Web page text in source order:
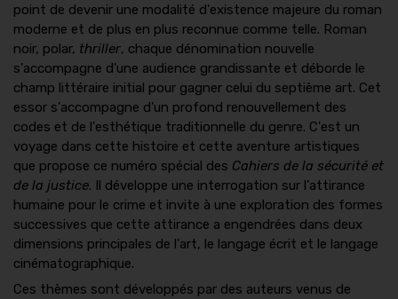
point de devenir une modalité d'existence majeure du roman
moderne et de plus en plus reconnue comme telle. Roman
noir, polar, thriller, chaque dénomination nouvelle
s'accompagne d'une audience grandissante et déborde le
champ littéraire initial pour gagner celui du septième art. Cet
essor s'accompagne d'un profond renouvellement des
codes et de l'esthétique traditionnelle du genre. C'est un
voyage dans cette histoire et cette aventure artistiques
que propose ce numéro spécial des Cahiers de la sécurité et
de la justice. Il développe une interrogation sur l'attirance
humaine pour le crime et invite à une exploration des formes
successives que cette attirance a engendrées dans deux
dimensions principales de l'art, le langage écrit et le langage
cinématographique.
Ces thèmes sont développés par des auteurs venus de